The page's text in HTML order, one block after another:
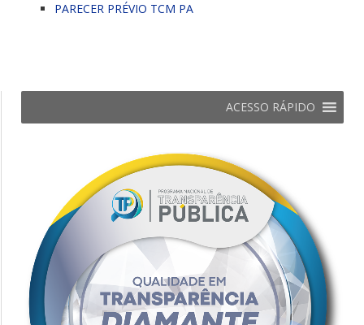
PARECER PRÉVIO TCM PA
ACESSO RÁPIDO